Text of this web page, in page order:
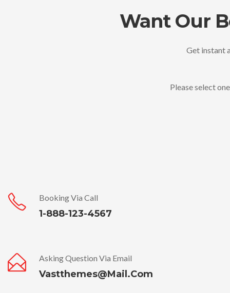
Want Our
Get instant
Please select
Booking Via Call
1-888-123-4567
Asking Question Via Email
Vastthemes@mail.com